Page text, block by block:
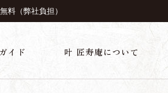
料（弊社負担）
イド 叶 匠寿庵について